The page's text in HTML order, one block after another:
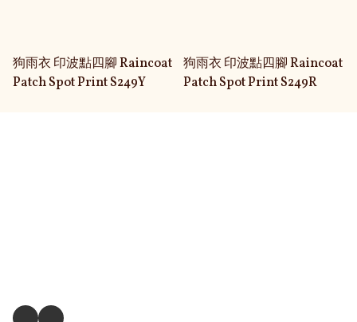
狗雨衣 印波點四腳 Raincoat
Patch Spot Print S249Y
狗雨衣 印波點四腳 Raincoat
Patch Spot Print S249R